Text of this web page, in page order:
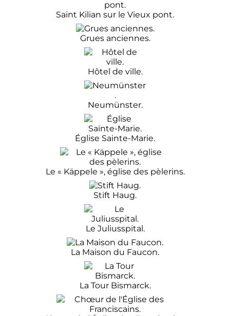
Saint Kilian sur le Vieux pont.
Grues anciennes.
Hôtel de ville.
Neumünster.
Église Sainte-Marie.
Le « Käppele », église des pèlerins.
Stift Haug.
Le Juliusspital.
La Maison du Faucon.
La Tour Bismarck.